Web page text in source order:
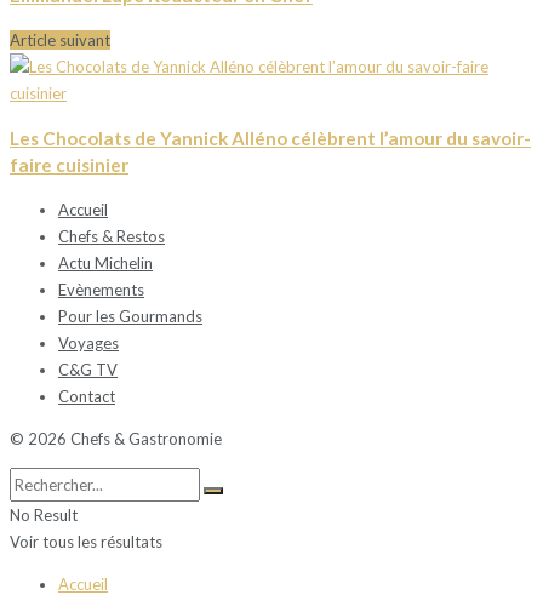
Article suivant
Les Chocolats de Yannick Alléno célèbrent l’amour du savoir-
faire cuisinier
Accueil
Chefs & Restos
Actu Michelin
Evènements
Pour les Gourmands
Voyages
C&G TV
Contact
© 2026 Chefs & Gastronomie
No Result
Voir tous les résultats
Accueil